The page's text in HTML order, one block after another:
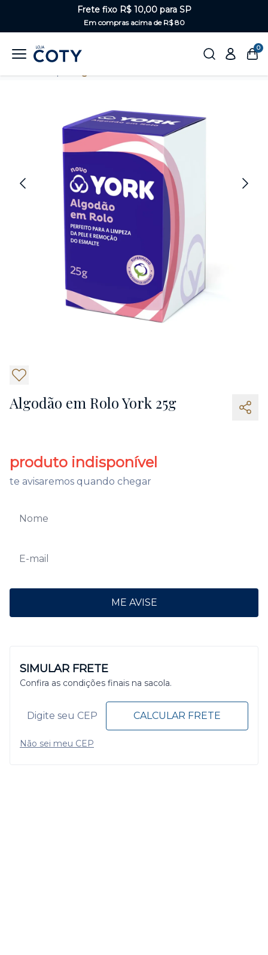
Frete fixo R$ 10,00 para SP
Em compras acima de R$ 80
0
Algodão em Rolo York 25g
produto indisponível
te avisaremos quando chegar
ME AVISE
SIMULAR FRETE
Confira as condições finais na sacola.
CALCULAR FRETE
Não sei meu CEP